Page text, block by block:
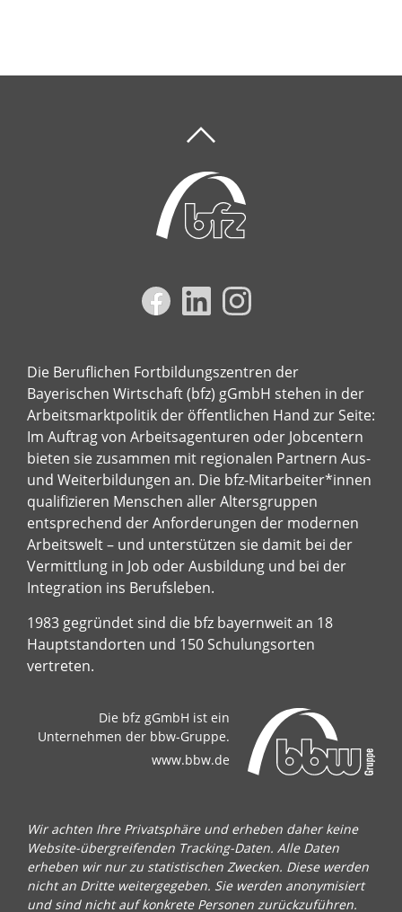
Die Beruflichen Fortbildungszentren der
Bayerischen Wirtschaft (bfz) gGmbH stehen in der
Arbeitsmarktpolitik der öffentlichen Hand zur Seite:
Im Auftrag von Arbeitsagenturen oder Jobcentern
bieten sie zusammen mit regionalen Partnern Aus-
und Weiterbildungen an. Die bfz-Mitarbeiter*innen
qualifizieren Menschen aller Altersgruppen
entsprechend der Anforderungen der modernen
Arbeitswelt – und unterstützen sie damit bei der
Vermittlung in Job oder Ausbildung und bei der
Integration ins Berufsleben.
1983 gegründet sind die bfz bayernweit an 18
Hauptstandorten und 150 Schulungsorten
vertreten.
Die bfz gGmbH ist ein
Unternehmen der bbw-Gruppe.
www.bbw.de
Wir achten Ihre Privatsphäre und erheben daher keine
Website-übergreifenden Tracking-Daten. Alle Daten
erheben wir nur zu statistischen Zwecken. Diese werden
nicht an Dritte weitergegeben. Sie werden anonymisiert
und sind nicht auf konkrete Personen zurückzuführen.